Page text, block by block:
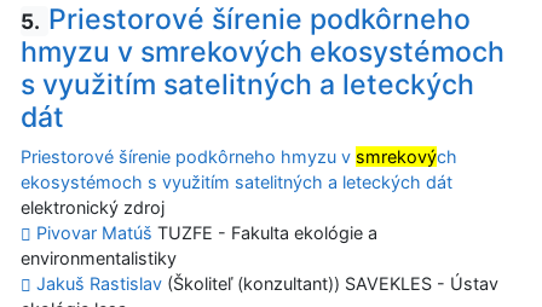
5. Priestorové šírenie podkôrneho
hmyzu v smrekových ekosystémoch
s využitím satelitných a leteckých
dát
Priestorové šírenie podkôrneho hmyzu v smrekových
ekosystémoch s využitím satelitných a leteckých dát
elektronický zdroj
Pivovar Matúš TUZFE - Fakulta ekológie a
environmentalistiky
Jakuš Rastislav (Školiteľ (konzultant)) SAVEKLES - Ústav